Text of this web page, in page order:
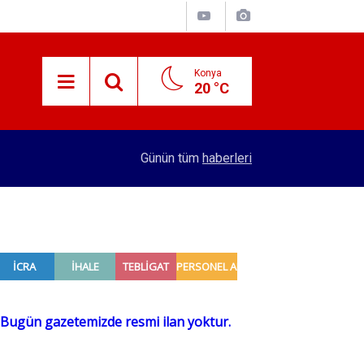
Konya
20 °C
Merkez Bankası rezervleri açıklandı
Günün tüm haberleri